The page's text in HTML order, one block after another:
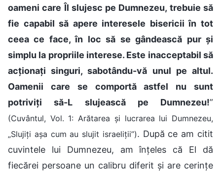
oameni care Îl slujesc pe Dumnezeu, trebuie să
fie capabil să apere interesele bisericii în tot
ceea ce face, în loc să se gândească pur și
simplu la propriile interese. Este inacceptabil să
acționați singuri, sabotându-vă unul pe altul.
Oamenii care se comportă astfel nu sunt
potriviți să-L slujească pe Dumnezeu!”
(Cuvântul, Vol. 1: Arătarea și lucrarea lui Dumnezeu,
„Slujiți așa cum au slujit israeliții”). După ce am citit
cuvintele lui Dumnezeu, am înțeles că El dă
fiecărei persoane un calibru diferit și are cerințe